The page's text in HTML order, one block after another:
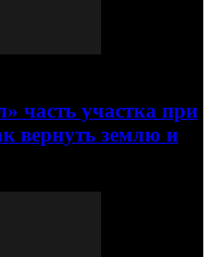
часть участка при
вернуть землю и